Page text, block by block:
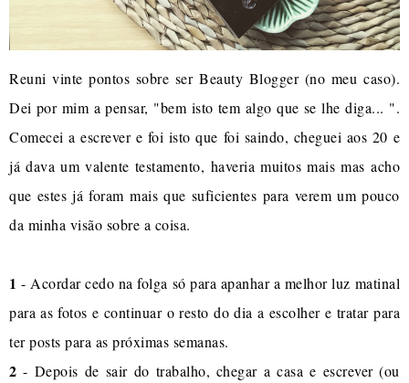
Reuni vinte pontos sobre ser Beauty Blogger (no meu caso).
Dei por mim a pensar, "bem isto tem algo que se lhe diga... ".
Comecei a escrever e foi isto que foi saindo, cheguei aos 20 e
já dava um valente testamento, haveria muitos mais mas acho
que estes já foram mais que suficientes para verem um pouco
da minha visão sobre a coisa.
1- Acordar cedo na folga só para apanhar a melhor luz matinal
para as fotos e continuar o resto do dia a escolher e tratar para
ter posts para as próximas semanas.
2 - Depois de sair do trabalho, chegar a casa e escrever (ou